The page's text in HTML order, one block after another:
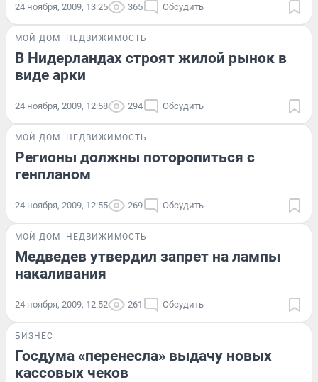
24 ноября, 2009, 13:25 365 Обсудить
МОЙ ДОМ НЕДВИЖИМОСТЬ
В Нидерландах строят жилой рынок в
виде арки
24 ноября, 2009, 12:58 294 Обсудить
МОЙ ДОМ НЕДВИЖИМОСТЬ
Регионы должны поторопиться с
генпланом
24 ноября, 2009, 12:55 269 Обсудить
МОЙ ДОМ НЕДВИЖИМОСТЬ
Медведев утвердил запрет на лампы
накаливания
24 ноября, 2009, 12:52 261 Обсудить
БИЗНЕС
Госдума «перенесла» выдачу новых
кассовых чеков